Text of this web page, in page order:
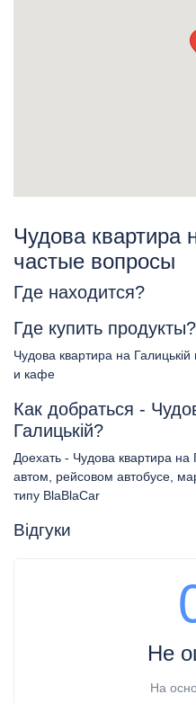
Чудова квартира
частые вопросы
Где находится?
Где купить продукты?
Чудова квартира на
и кафе
Как добраться -
Галицькій?
Доехать - Чудова квартира
автом, рейсовом автобусе,
типу BlaBlaCar
Відгуки
Не
На